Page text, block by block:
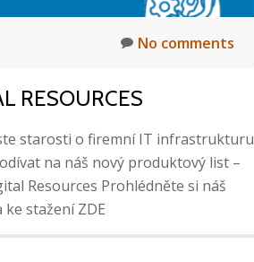
No comments
RESOURCES
starosti o firemní IT infrastrukturu
na náš nový produktový list –
Resources Prohlédněte si náš
stažení ZDE